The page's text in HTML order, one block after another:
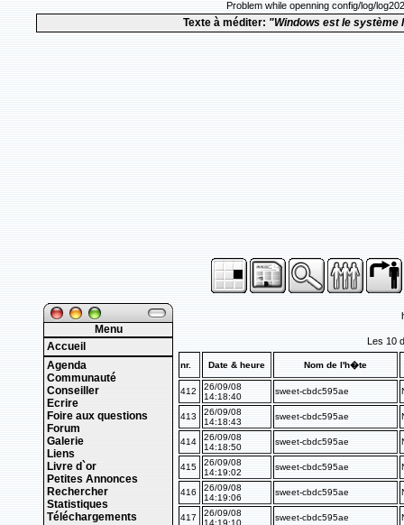
Problem while openning config/log/
Texte à méditer: "Windows est le système
Menu
Accueil
Agenda
Communauté
Conseiller
Ecrire
Foire aux questions
Forum
Galerie
Liens
Livre d`or
Petites Annonces
Rechercher
Statistiques
Téléchargements